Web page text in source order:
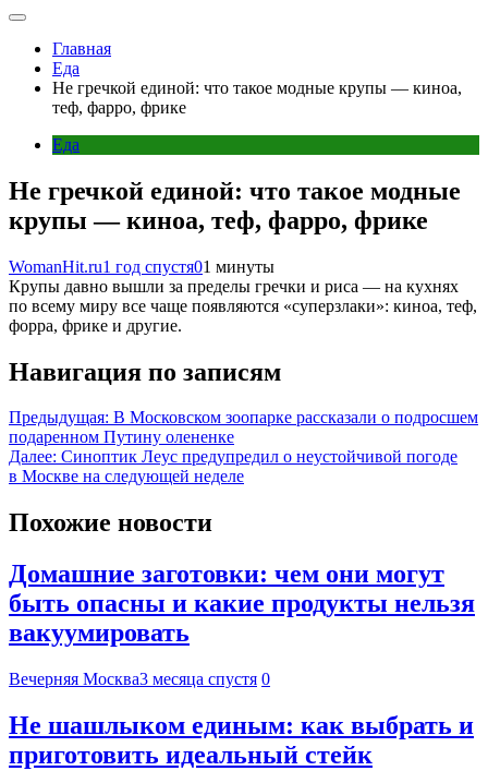
Главная
Еда
Не гречкой единой: что такое модные крупы — киноа,
теф, фарро, фрике
Еда
Не гречкой единой: что такое модные
крупы — киноа, теф, фарро, фрике
WomanHit.ru1 год спустя01 минуты
Крупы давно вышли за пределы гречки и риса — на кухнях
по всему миру все чаще появляются «суперзлаки»: киноа, теф,
форра, фрике и другие.
Навигация по записям
Предыдущая: В Московском зоопарке рассказали о подросшем
подаренном Путину олененке
Далее: Синоптик Леус предупредил о неустойчивой погоде
в Москве на следующей неделе
Похожие новости
Домашние заготовки: чем они могут
быть опасны и какие продукты нельзя
вакуумировать
Вечерняя Москва3 месяца спустя 0
Не шашлыком единым: как выбрать и
приготовить идеальный стейк